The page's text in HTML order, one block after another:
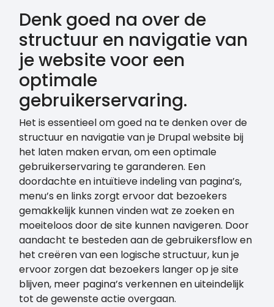
Denk goed na over de
structuur en navigatie van
je website voor een
optimale
gebruikerservaring.
Het is essentieel om goed na te denken over de
structuur en navigatie van je Drupal website bij
het laten maken ervan, om een optimale
gebruikerservaring te garanderen. Een
doordachte en intuïtieve indeling van pagina’s,
menu’s en links zorgt ervoor dat bezoekers
gemakkelijk kunnen vinden wat ze zoeken en
moeiteloos door de site kunnen navigeren. Door
aandacht te besteden aan de gebruikersflow en
het creëren van een logische structuur, kun je
ervoor zorgen dat bezoekers langer op je site
blijven, meer pagina’s verkennen en uiteindelijk
tot de gewenste actie overgaan.